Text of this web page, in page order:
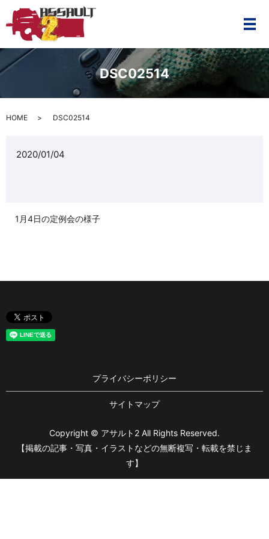
メ
DSC02514
HOME DSC02514
2020/01/04
1月4日の定例会の様子
プライバシーポリシー
サイトマップ
Copyright © アサルト2 All Rights Reserved.
【掲載の記事・写真・イラストなどの無断複写・転載を禁じま
す】